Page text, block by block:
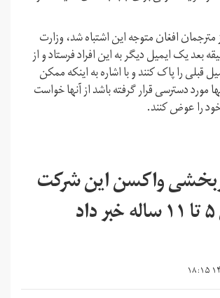
افغان متوجه این اشتباه شد، وزارت
بریتانیا ۳۰ دقیقه بعد یک ایمیل دیگر به این افراد فرستاد و از
قبلی را پاک کنند و با اشاره به اینکه ممکن
مورد دسترسی قرار گرفته باشد از آنها خواست
را عوض کنند.
واکسن این شرکت